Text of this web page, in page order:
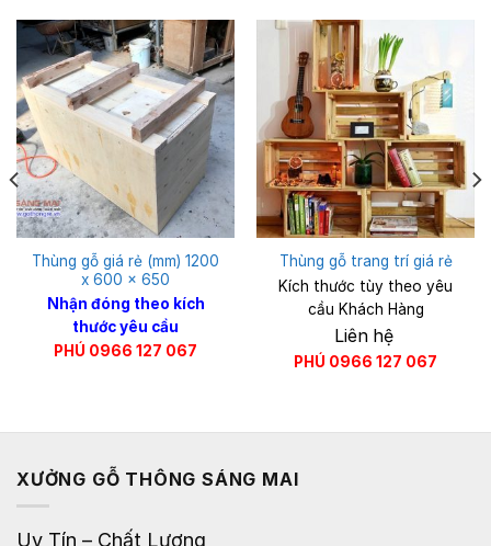
Thùng gỗ giá rẻ (mm) 1200
x 600 x 650
Nhận đóng theo kích
thước yêu cầu
PHÚ 0966 127 067
Thùng gỗ trang trí giá rẻ
Kích thước tùy theo yêu
cầu Khách Hàng
Liên hệ
PHÚ 0966 127 067
XƯỞNG GỖ THÔNG SÁNG MAI
Uy Tín – Chất Lượng